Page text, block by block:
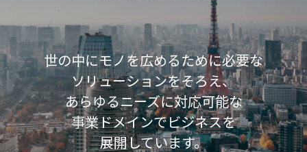
世の中にモノを広めるために必要な
ソリューションをそろえ、
あらゆるニーズに対応可能な
事業ドメインでビジネスを
展開しています。